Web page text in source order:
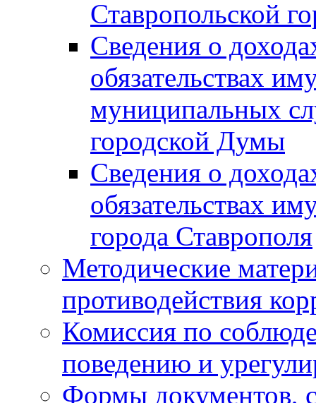
Ставропольской
Сведения о
обязательствах
муниципальных
городской Думы
Сведения о
обязательствах
города Ставрополя
Методические
противодействия
Комиссия по
поведению и
Формы документов,